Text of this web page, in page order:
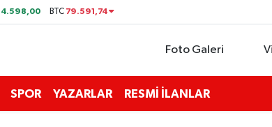
BTC 79.591,74
Foto Galeri
SPOR YAZARLAR RESMİ İLANLAR